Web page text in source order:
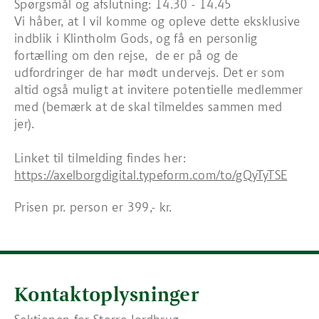
Spørgsmål og afslutning: 14.30 - 14.45
Vi håber, at I vil komme og opleve dette eksklusive
indblik i Klintholm Gods, og få en personlig
fortælling om den rejse, de er på og de
udfordringer de har mødt undervejs. Det er som
altid også muligt at invitere potentielle medlemmer
med (bemærk at de skal tilmeldes sammen med
jer).
Linket til tilmelding findes her:
https://axelborgdigital.typeform.com/to/gQyTyTSE
Prisen pr. person er 399,- kr.
Kontaktoplysninger